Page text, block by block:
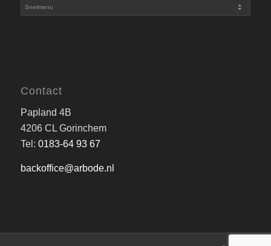
Contact
Papland 4B
4206 CL Gorinchem
Tel: 0183-64 93 67
backoffice@arbode.nl